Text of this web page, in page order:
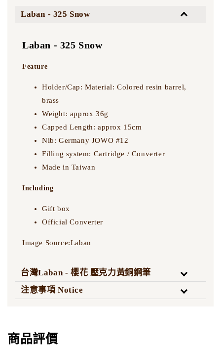
NT$ 7,500
NT$ 7,500
Laban 刻字服務
Laban - 325、ANTIQUE’II 客製刻字服務 請
Laban - 325 Snow
Laban - 325 Snow
Feature
Holder/Cap: Material: Colored resin barrel,
brass
Weight: approx 36g
Capped Length: approx 15cm
Nib: Germany JOWO #12
Filling system: Cartridge / Converter
Made in Taiwan
Including
Gift box
Official Converter
Image Source:Laban
台灣Laban - 櫻花 壓克力黃銅鋼筆
注意事項 Notice
商品評價